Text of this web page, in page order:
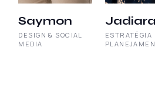
Saymon
DESIGN & SOCIAL
MEDIA
Jadiara
ESTRATÉGIA